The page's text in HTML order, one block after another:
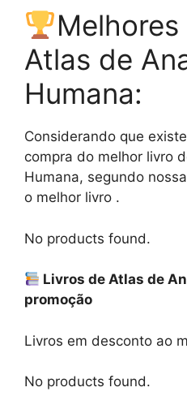
Atlas de
Humana:
Considerando que
compra do melhor livro
Humana, segundo
o melhor livro .
No products found.
Livros de Atlas de
promoção
Livros em desconto ao
No products found.